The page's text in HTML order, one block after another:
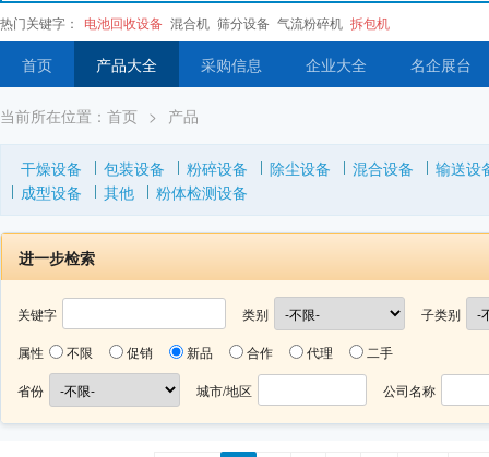
热门关键字： 电池回收设备 混合机 筛分设备 气流粉碎机 拆包机
首页 产品大全 采购信息 企业大全 名企展台
当前所在位置： 首页 > 产品
干燥设备 包装设备 粉碎设备 除尘设备 混合设备
输送设
成型设备
其他 粉体检测设备
进一步检索
关键字 类别 子类别
属性 不限 促销 新品 合作 代理 二手
省份 城市/地区 公司名称